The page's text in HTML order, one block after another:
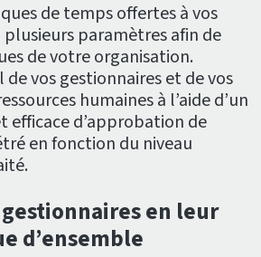
de temps offertes à vos
paramètres afin de
de votre organisation.
vos gestionnaires et de vos
humaines à l’aide d’un
efficace d’approbation de
en fonction du niveau
en leur
d’ensemble